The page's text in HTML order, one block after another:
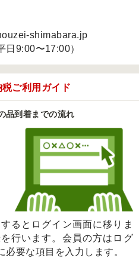
shimabara.jp
9:00〜17:00）
ご利用ガイド
品到着までの流れ
るとログイン画面に移りま
行います。会員の方はログ
要な項目を入力します。